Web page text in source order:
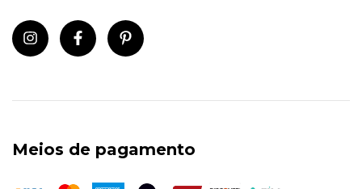
Meios de pagamento